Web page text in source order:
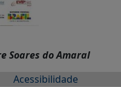
Soares do Amaral
Acessibilidade